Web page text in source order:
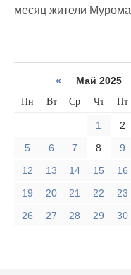
месяц жители Мурома
« Май 2025
Пн Вт Ср Чт Пт
1 2
5 6 7 8 9
12 13 14 15 16
19 20 21 22 23
26 27 28 29 30